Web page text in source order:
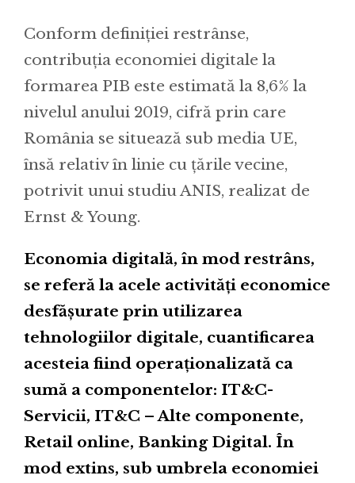
Conform definiției restrânse,
contribuția economiei digitale la
formarea PIB este estimată la 8,6% la
nivelul anului 2019, cifră prin care
România se situează sub media UE,
însă relativ în linie cu țările vecine,
potrivit unui studiu ANIS, realizat de
Ernst & Young.
Economia digitală, în mod restrâns,
se referă la acele activități economice
desfășurate prin utilizarea
tehnologiilor digitale, cuantificarea
acesteia fiind operaționalizată ca
sumă a componentelor: IT&C-
Servicii, IT&C – Alte componente,
Retail online, Banking Digital. În
mod extins, sub umbrela economiei